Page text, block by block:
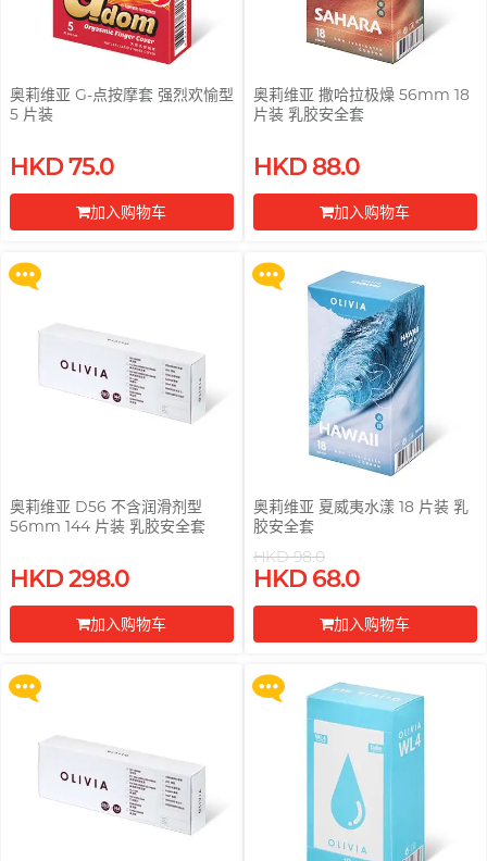
奥莉维亚 G-点按摩套 强烈欢愉型
5 片装
HKD 75.0
加入购物车
奥莉维亚 撒哈拉极燥 56mm 18
片装 乳胶安全套
HKD 88.0
加入购物车
购 Gillette 吉列 Labs 极光系列剃
须刀连底座 (刀架 1 件 + 刀头 2 片)
更多优惠
奥莉维亚 D56 不含润滑剂型
56mm 144 片装 乳胶安全套
HKD 298.0
加入购物车
购 Gillette 吉列 Labs 极光系列剃
须刀连底座 (刀架 1 件 + 刀头 2 片)
更多优惠
奥莉维亚 夏威夷水漾 18 片装 乳
胶安全套
HKD 98.0
HKD 68.0
加入购物车
购 Gillette 吉列 Labs 极光系列剃
须刀连底座 (刀架 1 件 + 刀头 2 片)
更多优惠
买满 $200 即可以优惠价 $129 换
购 Gillette 吉列 Labs 极光系列剃
须刀连底座 (刀架 1 件 + 刀头 2 片)
更多优惠